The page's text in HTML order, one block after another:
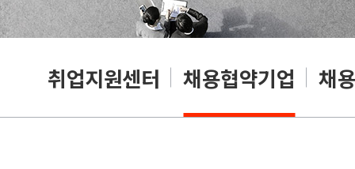
취업지원센터 채용협약기업 채